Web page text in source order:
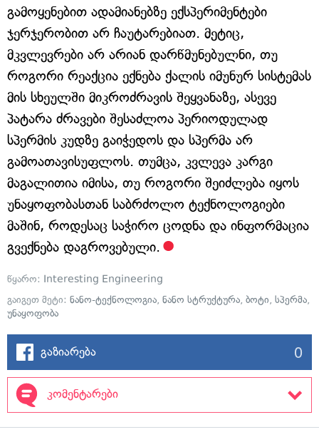
გამოყენებით ადამიანებზე ექსპერიმენტები
ჯერჯერობით არ ჩაუტარებიათ. მეტიც,
მკვლევრები არ არიან დარწმუნებულნი, თუ
როგორი რეაქცია ექნება ქალის იმუნურ სისტემას
მის სხეულში მიკროძრავის შეყვანაზე, ასევე
პატარა ძრავები შესაძლოა პერიოდულად
სპერმის კუდზე გაიჭედოს და სპერმა არ
გამოათავისუფლოს. თუმცა, კვლევა კარგი
მაგალითია იმისა, თუ როგორი შეიძლება იყოს
უნაყოფობასთან საბრძოლო ტექნოლოგიები
მაშინ, როდესაც საჭირო ცოდნა და ინფორმაცია
გვექნება დაგროვებული.
წყარო: Interesting Engineering
გაიგეთ მეტი: ნანო-ტექნოლოგია, ნანო სტრუქტურა, ბოტი, სპერმა,
უნაყოფობა
გაზიარება 0
კომენტარები